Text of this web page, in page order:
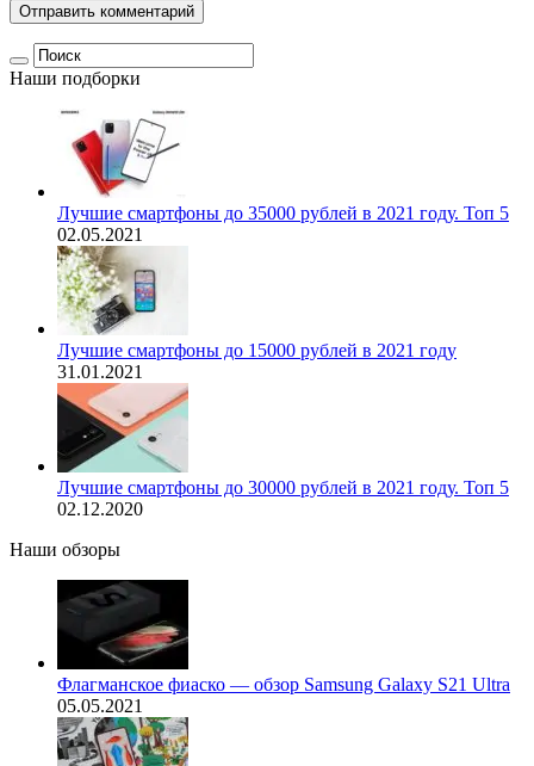
Наши подборки
Лучшие смартфоны до 35000 рублей в 2021 году. Топ 5
02.05.2021
Лучшие смартфоны до 15000 рублей в 2021 году
31.01.2021
Лучшие смартфоны до 30000 рублей в 2021 году. Топ 5
02.12.2020
Наши обзоры
Флагманское фиаско — обзор Samsung Galaxy S21 Ultra
05.05.2021